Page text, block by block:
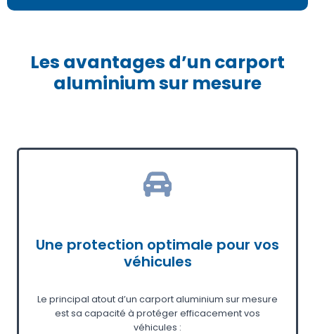
Les avantages d’un carport
aluminium sur mesure
Une protection optimale pour vos
véhicules
Le principal atout d’un carport aluminium sur mesure
est sa capacité à protéger efficacement vos
véhicules :